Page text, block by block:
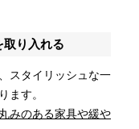
り入れる
スタイリッシュな一
ます。
丸みのある家具や緩や